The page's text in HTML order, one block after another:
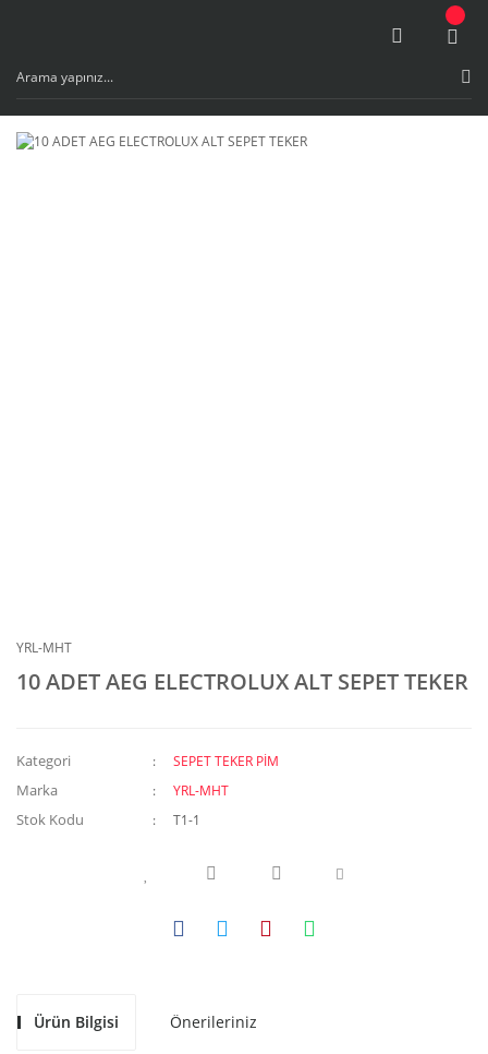
YRL-MHT
10 ADET AEG ELECTROLUX ALT SEPET TEKER
Kategori SEPET TEKER PİM
Marka YRL-MHT
Stok Kodu T1-1
Ürün Bilgisi Önerileriniz